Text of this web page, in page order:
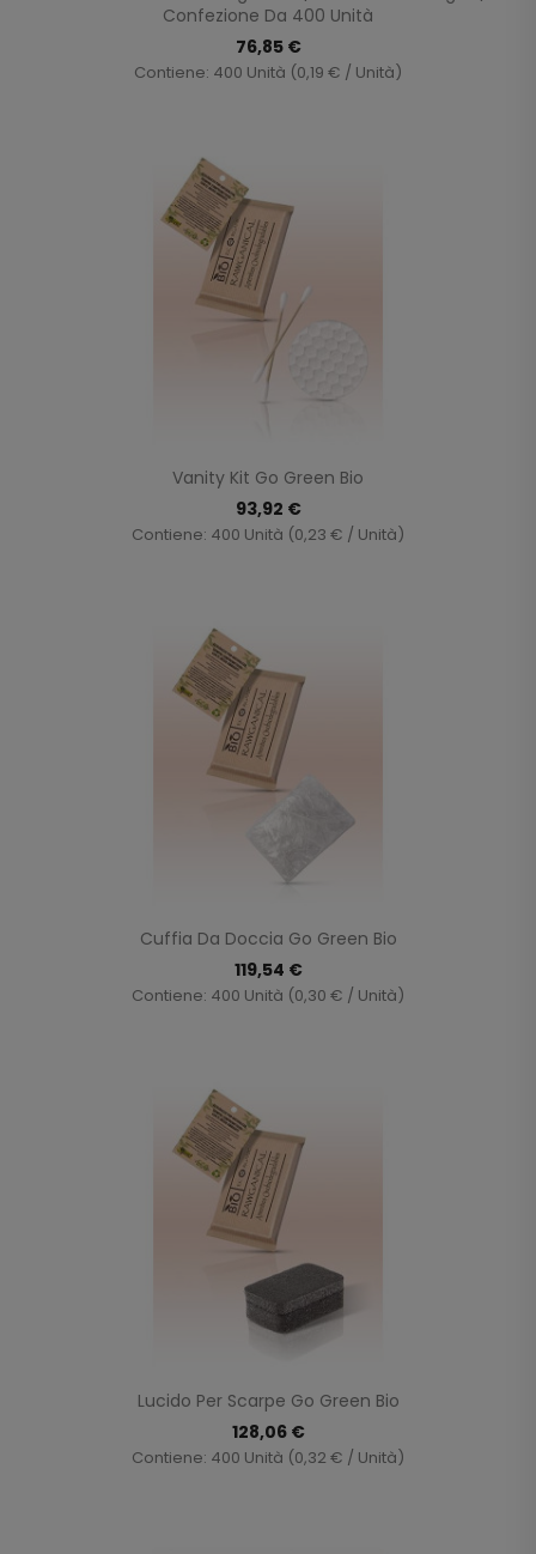
Confezione Da 400 Unità
76,85 €
Contiene: 400 Unità (0,19 € / Unità)
Vanity Kit Go Green Bio
93,92 €
Contiene: 400 Unità (0,23 € / Unità)
Cuffia Da Doccia Go Green Bio
119,54 €
Contiene: 400 Unità (0,30 € / Unità)
Lucido Per Scarpe Go Green Bio
128,06 €
Contiene: 400 Unità (0,32 € / Unità)